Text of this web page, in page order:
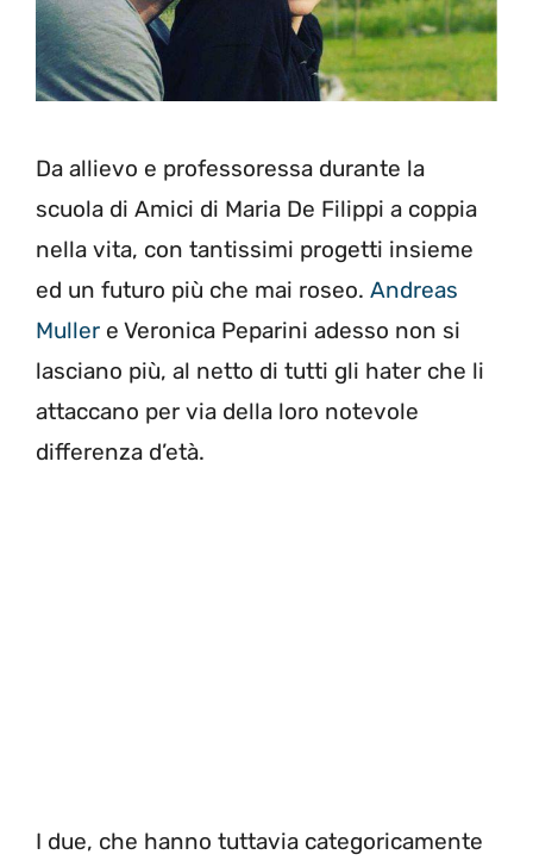
Da allievo e professoressa durante la
scuola di Amici di Maria De Filippi a coppia
nella vita, con tantissimi progetti insieme
ed un futuro più che mai roseo. Andreas
Muller e Veronica Peparini adesso non si
lasciano più, al netto di tutti gli hater che li
attaccano per via della loro notevole
differenza d’età.
I due, che hanno tuttavia categoricamente